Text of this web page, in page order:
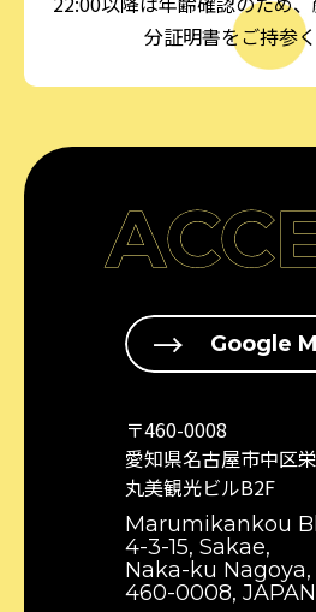
分証明書をご持参く
Google
〒460-0008
愛知県名古屋市中区
丸美観光ビルB2F
Marumikankou
4-3-15, Sakae,
Naka-ku
460-0008, JAPAN